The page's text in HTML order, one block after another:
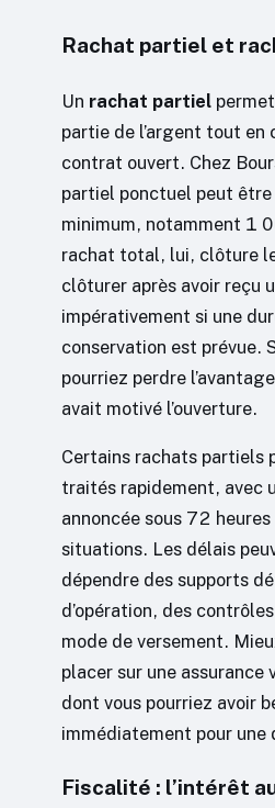
Rachat partiel et
Un rachat partiel
partie de l’argent tout en
contrat ouvert. Chez
partiel ponctuel peut être
minimum, notamment 1
rachat total, lui, clôture
clôturer après avoir reçu
impérativement si une
conservation est prévue.
pourriez perdre
avait motivé l’ouverture.
Certains rachats partiels
traités rapidement, avec
annoncée sous 72
situations. Les délais
dépendre des supports
d’opération, des
mode de versement.
placer sur une assurance
dont vous pourriez avoir
immédiatement pour une
Fiscalité : l’intérêt